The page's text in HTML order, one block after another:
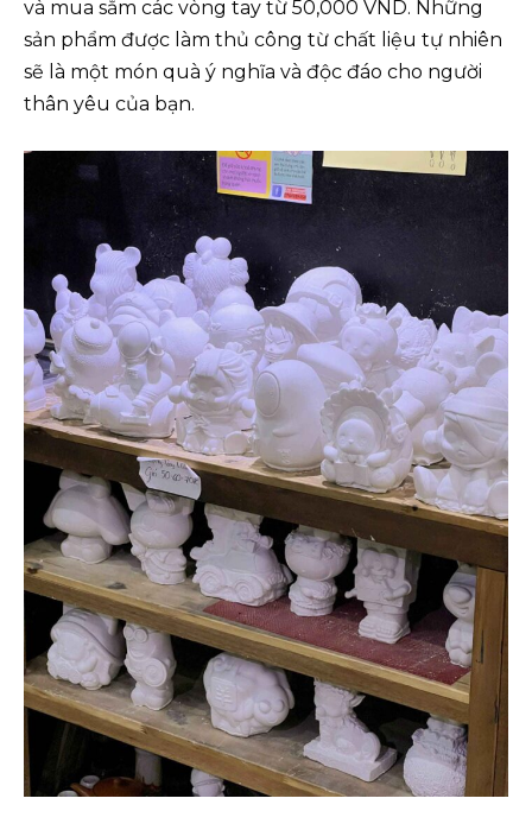
và mua sắm các vòng tay từ 50,000 VND. Những
sản phẩm được làm thủ công từ chất liệu tự nhiên
sẽ là một món quà ý nghĩa và độc đáo cho người
thân yêu của bạn.